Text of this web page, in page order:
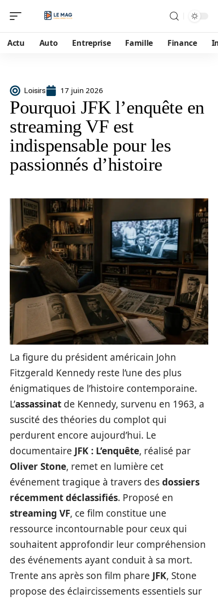
Actu Auto Entreprise Famille Finance
Loisirs 17 juin 2026
Pourquoi JFK l’enquête en
streaming VF est
indispensable pour les
passionnés d’histoire
La figure du président américain John
Fitzgerald Kennedy reste l’une des plus
énigmatiques de l’histoire contemporaine.
L’assassinat de Kennedy, survenu en 1963, a
suscité des théories du complot qui
perdurent encore aujourd’hui. Le
documentaire JFK : L’enquête, réalisé par
Oliver Stone, remet en lumière cet
événement tragique à travers desdossiers
récemment déclassifiés. Proposé en
streaming VF, ce film constitue une
ressource incontournable pour ceux qui
souhaitent approfondir leur compréhension
des événements ayant conduit à sa mort.
Trente ans après son film phare JFK, Stone
propose des éclaircissements essentiels sur